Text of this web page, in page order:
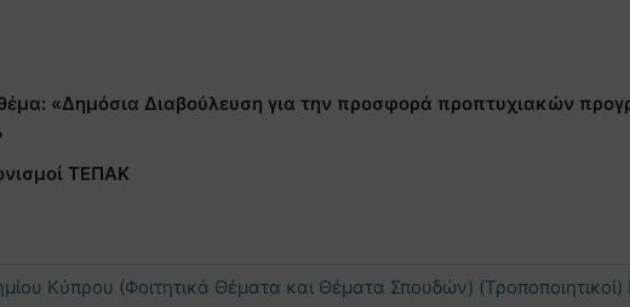
«Δημόσια Διαβούλευση για την προσφορά προπτυχιακών
ΤΕΠΑΚ
Κύπρου (Φοιτητικά Θέματα και Θέματα Σπουδών)